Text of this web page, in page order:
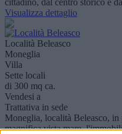
Visualizza dettaglio
Località Beleasco
Moneglia
Villa
Sette locali
di 300 mq ca.
Vendesi a
Trattativa in sede
Moneglia, località Beleasco,
magnifica vista mare,